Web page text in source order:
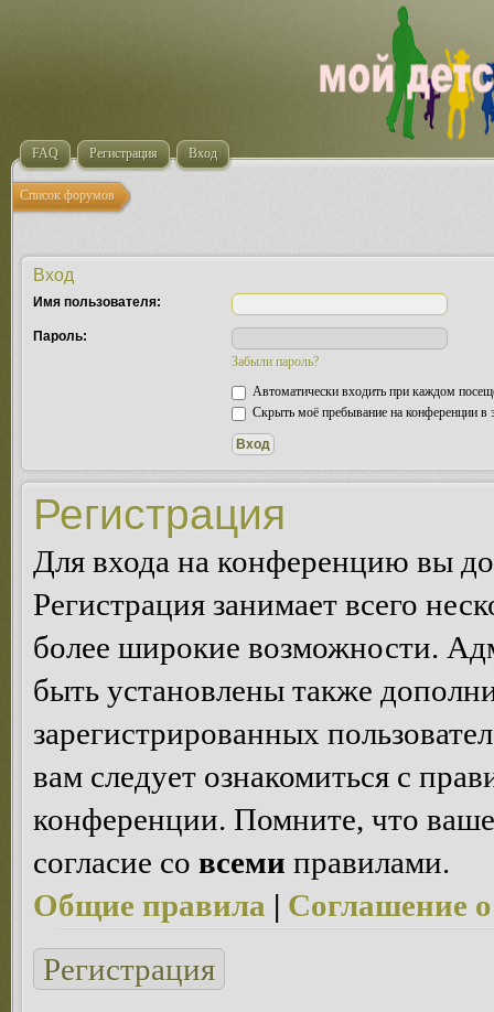
FAQ Регистрация Вход
Список форумов
Вход
Имя пользователя:
Пароль:
Забыли пароль?
Автоматически входить при каждом
Скрыть моё пребывание на конференции в
Регистрация
Для входа на конференцию вы
Регистрация занимает всего
более широкие возможности.
быть установлены также
зарегистрированных
вам следует ознакомиться с
конференции. Помните, что
согласие со всеми правилами.
Общие правила | Соглашение
Регистрация